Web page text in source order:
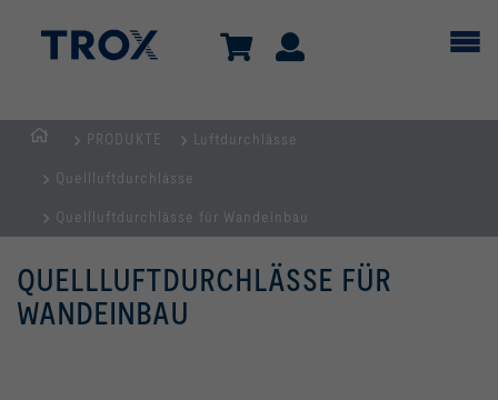
AUSTRIA
| Komponenten,
Geräte
+
PRODUKTE Luftdurchlässe
Quellluftdurchlässe
Quellluftdurchlässe für Wandeinbau
QUELLLUFTDURCHLÄSSE FÜR
WANDEINBAU